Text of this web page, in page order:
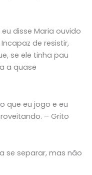
disse Maria ouvido
de resistir,
se ele tinha pau
a quase
que eu jogo e eu
– Grito
se separar, mas não